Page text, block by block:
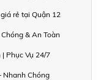
rẻ tại Quận 12
& An Toàn
Phục Vụ 24/7
Nhanh Chóng